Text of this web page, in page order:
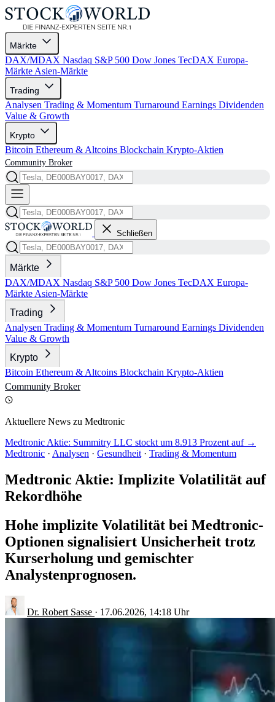
Märkte
DAX/MDAX Nasdaq S&P 500 Dow Jones TecDAX Europa-
Märkte Asien-Märkte
Trading
Analysen Trading & Momentum Turnaround Earnings Dividenden
Value & Growth
Krypto
Bitcoin Ethereum & Altcoins Blockchain Krypto-Aktien
Community Broker
Schließen
Märkte
DAX/MDAX Nasdaq S&P 500 Dow Jones TecDAX Europa-
Märkte Asien-Märkte
Trading
Analysen Trading & Momentum Turnaround Earnings Dividenden
Value & Growth
Krypto
Bitcoin Ethereum & Altcoins Blockchain Krypto-Aktien
Community Broker
Aktuellere News zu Medtronic
Medtronic Aktie: Summitry LLC stockt um 8.913 Prozent auf →
Medtronic · Analysen · Gesundheit · Trading & Momentum
Medtronic Aktie: Implizite Volatilität auf
Rekordhöhe
Hohe implizite Volatilität bei Medtronic-
Optionen signalisiert Unsicherheit trotz
Kurserholung und gemischter
Analystenprognosen.
Dr. Robert Sasse · 17.06.2026, 14:18 Uhr